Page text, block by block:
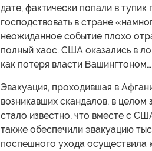
дате, фактически попали в тупик
господствовать в стране
неожиданное событие плохо
полный хаос. США оказались в
как потеря власти Вашингтоном…
Эвакуация, проходившая в
возникавших скандалов, в целом
стало известно, что вместе с
также обеспечили эвакуацию
поспешного ухода